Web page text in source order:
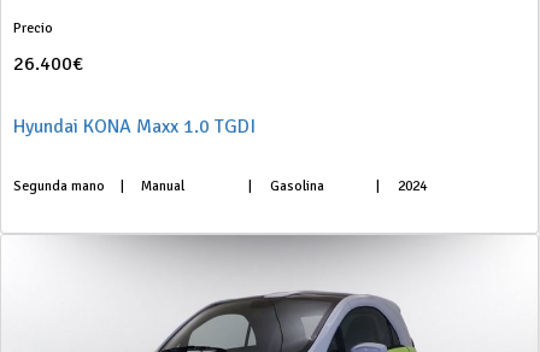
Precio
26.400€
Hyundai KONA Maxx 1.0 TGDI
Segunda mano Manual Gasolina 2024